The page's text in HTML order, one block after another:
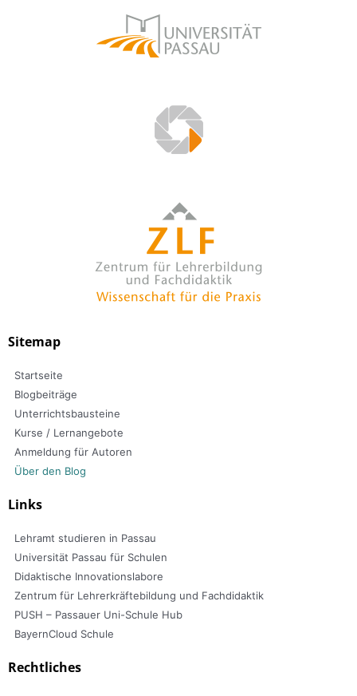
Sitemap
Startseite
Blogbeiträge
Unterrichtsbausteine
Kurse / Lernangebote
Anmeldung für Autoren
Über den Blog
Links
Lehramt studieren in Passau
Universität Passau für Schulen
Didaktische Innovationslabore
Zentrum für Lehrerkräftebildung und Fachdidaktik
PUSH – Passauer Uni-Schule Hub
BayernCloud Schule
Rechtliches